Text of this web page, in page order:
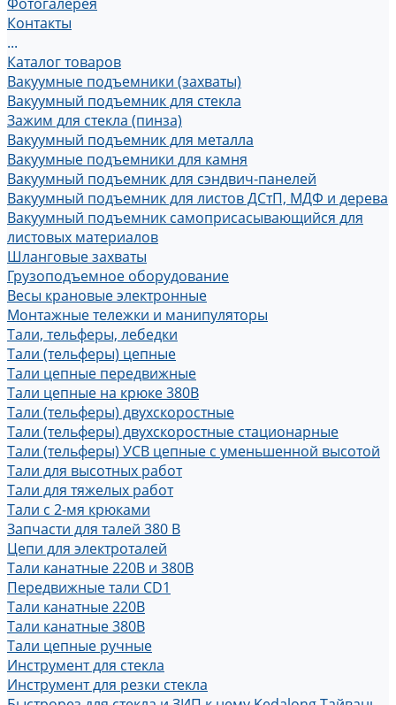
Контакты
...
Каталог товаров
Вакуумные подъемники (захваты)
Вакуумный подъемник для стекла
Зажим для стекла (пинза)
Вакуумный подъемник для металла
Вакуумные подъемники для камня
Вакуумный подъемник для сэндвич-панелей
Вакуумный подъемник для листов ДСтП, МДФ и дерева
Вакуумный подъемник самоприсасывающийся для
листовых материалов
Шланговые захваты
Грузоподъемное оборудование
Весы крановые электронные
Монтажные тележки и манипуляторы
Тали, тельферы, лебедки
Тали (тельферы) цепные
Тали цепные передвижные
Тали цепные на крюке 380В
Тали (тельферы) двухскоростные
Тали (тельферы) двухскоростные стационарные
Тали (тельферы) УСВ цепные с уменьшенной высотой
Тали для высотных работ
Тали для тяжелых работ
Тали с 2-мя крюками
Запчасти для талей 380 В
Цепи для электроталей
Тали канатные 220В и 380В
Передвижные тали CD1
Тали канатные 220В
Тали канатные 380В
Тали цепные ручные
Инструмент для стекла
Инструмент для резки стекла